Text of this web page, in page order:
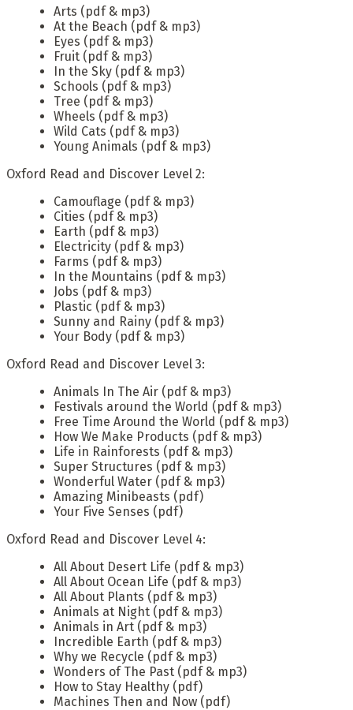
Arts (pdf & mp3)
At the Beach (pdf & mp3)
Eyes (pdf & mp3)
Fruit (pdf & mp3)
In the Sky (pdf & mp3)
Schools (pdf & mp3)
Tree (pdf & mp3)
Wheels (pdf & mp3)
Wild Cats (pdf & mp3)
Young Animals (pdf & mp3)
Oxford Read and Discover Level 2:
Camouflage (pdf & mp3)
Cities (pdf & mp3)
Earth (pdf & mp3)
Electricity (pdf & mp3)
Farms (pdf & mp3)
In the Mountains (pdf & mp3)
Jobs (pdf & mp3)
Plastic (pdf & mp3)
Sunny and Rainy (pdf & mp3)
Your Body (pdf & mp3)
Oxford Read and Discover Level 3:
Animals In The Air (pdf & mp3)
Festivals around the World (pdf & mp3)
Free Time Around the World (pdf & mp3)
How We Make Products (pdf & mp3)
Life in Rainforests (pdf & mp3)
Super Structures (pdf & mp3)
Wonderful Water (pdf & mp3)
Amazing Minibeasts (pdf)
Your Five Senses (pdf)
Oxford Read and Discover Level 4:
All About Desert Life (pdf & mp3)
All About Ocean Life (pdf & mp3)
All About Plants (pdf & mp3)
Animals at Night (pdf & mp3)
Animals in Art (pdf & mp3)
Incredible Earth (pdf & mp3)
Why we Recycle (pdf & mp3)
Wonders of The Past (pdf & mp3)
How to Stay Healthy (pdf)
Machines Then and Now (pdf)